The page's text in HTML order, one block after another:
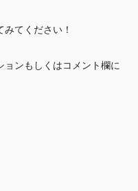
てください！
ンもしくはコメント欄に